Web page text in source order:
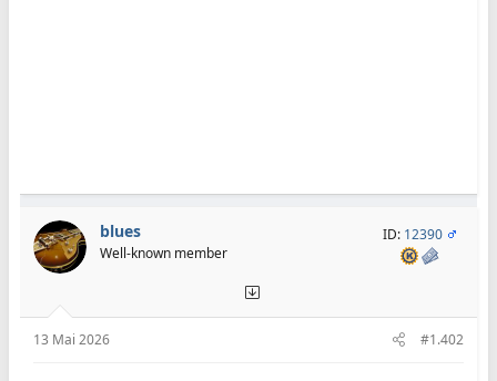
blues
Well-known member
ID: 12390
13 Mai 2026 #1.402